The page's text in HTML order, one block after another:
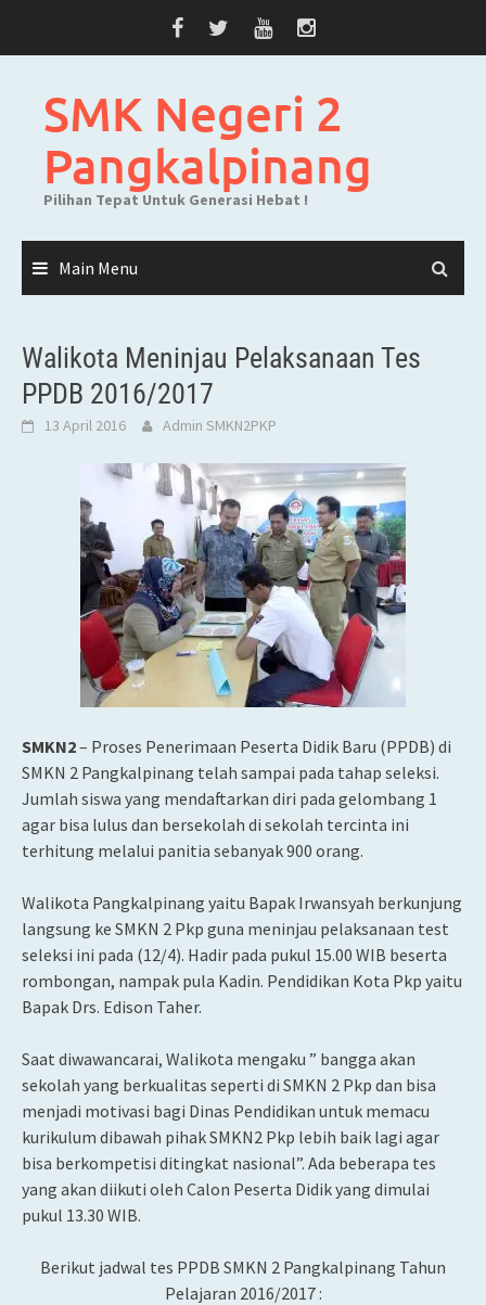
SMK Negeri 2
Pangkalpinang
Pilihan Tepat Untuk Generasi Hebat !
Main Menu
Walikota Meninjau Pelaksanaan Tes
PPDB 2016/2017
13 April 2016 Admin SMKN2PKP
SMKN2– Proses Penerimaan Peserta Didik Baru (PPDB) di
SMKN 2 Pangkalpinang telah sampai pada tahap seleksi.
Jumlah siswa yang mendaftarkan diri pada gelombang 1
agar bisa lulus dan bersekolah di sekolah tercinta ini
terhitung melalui panitia sebanyak 900 orang.
Walikota Pangkalpinang yaitu Bapak Irwansyah berkunjung
langsung ke SMKN 2 Pkp guna meninjau pelaksanaan test
seleksi ini pada (12/4). Hadir pada pukul 15.00 WIB beserta
rombongan, nampak pula Kadin. Pendidikan Kota Pkp yaitu
Bapak Drs. Edison Taher.
Saat diwawancarai, Walikota mengaku ” bangga akan
sekolah yang berkualitas seperti di SMKN 2 Pkp dan bisa
menjadi motivasi bagi Dinas Pendidikan untuk memacu
kurikulum dibawah pihak SMKN2 Pkp lebih baik lagi agar
bisa berkompetisi ditingkat nasional”. Ada beberapa tes
yang akan diikuti oleh Calon Peserta Didik yang dimulai
pukul 13.30 WIB.
Berikut jadwal tes PPDB SMKN 2 Pangkalpinang Tahun
Pelajaran 2016/2017 :